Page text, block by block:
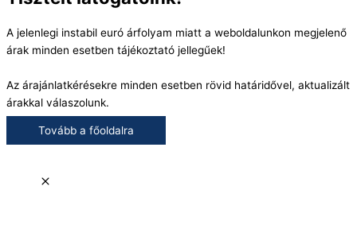
A jelenlegi instabil euró árfolyam miatt a weboldalunkon megjelenő
árak minden esetben tájékoztató jellegűek!
Az árajánlatkérésekre minden esetben rövid határidővel, aktualizált
árakkal válaszolunk.
Tovább a főoldalra